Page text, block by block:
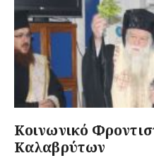
Κοινωνικό
Καλαβρύτων